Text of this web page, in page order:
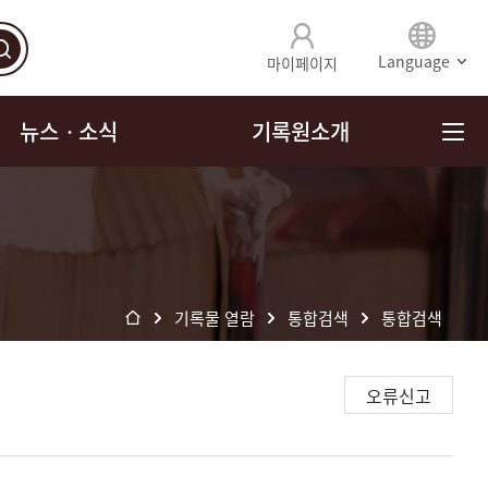
마이페이지 Language
뉴스ㆍ소식 기록원소개
기록물 열람 통합검색 통합검색
오류신고